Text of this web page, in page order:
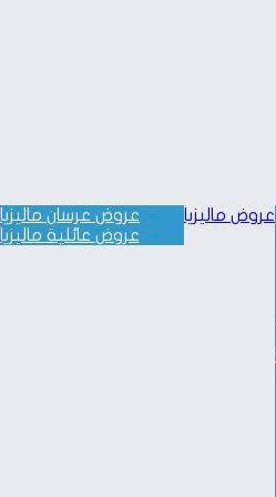
عروض ماليزيا
عروض عرسان ماليزيا
عروض عائلية ماليزيا